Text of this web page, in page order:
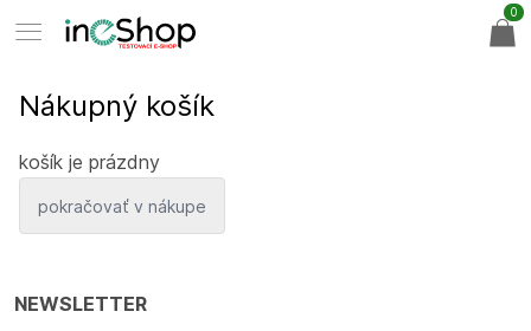
Nákupný košík
košík je prázdny
pokračovať v nákupe
0
NEWSLETTER